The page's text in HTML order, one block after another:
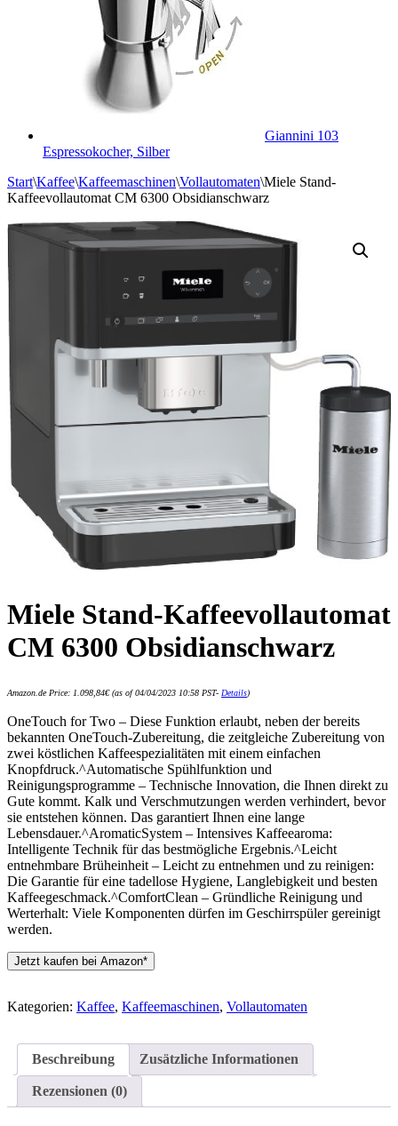
Giannini 103
Espressokocher, Silber
Start\Kaffee\Kaffeemaschinen\Vollautomaten\Miele Stand-
Kaffeevollautomat CM 6300 Obsidianschwarz
Miele Stand-Kaffeevollautomat
CM 6300 Obsidianschwarz
Amazon.de Price: 1.098,84€(as of 04/04/2023 10:58 PST- Details)
OneTouch for Two – Diese Funktion erlaubt, neben der bereits
bekannten OneTouch-Zubereitung, die zeitgleiche Zubereitung von
zwei köstlichen Kaffeespezialitäten mit einem einfachen
Knopfdruck.^Automatische Spühlfunktion und
Reinigungsprogramme – Technische Innovation, die Ihnen direkt zu
Gute kommt. Kalk und Verschmutzungen werden verhindert, bevor
sie entstehen können. Das garantiert Ihnen eine lange
Lebensdauer.^AromaticSystem – Intensives Kaffeearoma:
Intelligente Technik für das bestmögliche Ergebnis.^Leicht
entnehmbare Brüheinheit – Leicht zu entnehmen und zu reinigen:
Die Garantie für eine tadellose Hygiene, Langlebigkeit und besten
Kaffeegeschmack.^ComfortClean – Gründliche Reinigung und
Werterhalt: Viele Komponenten dürfen im Geschirrspüler gereinigt
werden.
Jetzt kaufen bei Amazon*
Kategorien: Kaffee, Kaffeemaschinen, Vollautomaten
Beschreibung Zusätzliche Informationen
Rezensionen (0)